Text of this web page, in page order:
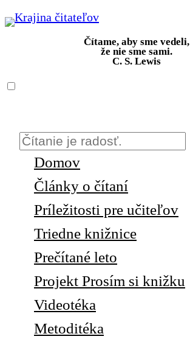
Prejsť
Čítame, aby sme vedeli,
že nie sme sami.
C. S. Lewis
H
Domov
Články o čítaní
Príležitosti pre učiteľov
Triedne knižnice
Prečítané leto
Projekt Prosím si knižku
Videotéka
Metoditéka